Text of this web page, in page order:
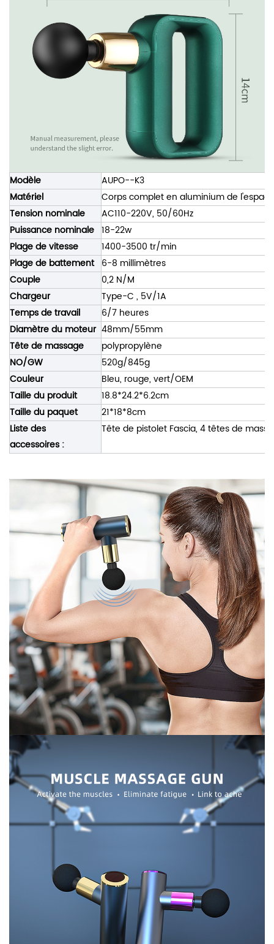
Modèle
AUPO--K3
Matériel
Corps complet en aluminium de l'espace
Tension nominale
AC110-220V, 50/60Hz
Puissance nominale 18-22w
Plage de vitesse
1400-3500 tr/min
Plage de battement 6-8 millimètres
Couple
0,2 N/M
Chargeur
Type-C , 5V/1A
Temps de travail
6/7 heures
Diamètre du moteur 48mm/55mm
Tête de massage
polypropylène
NO/GW
520g/845g
Couleur
Bleu, rouge, vert/OEM
Taille du produit
18.8*24.2*6.2cm
Taille du paquet
21*18*8cm
Liste des
accessoires :
Tête de pistolet Fascia, 4 têtes de